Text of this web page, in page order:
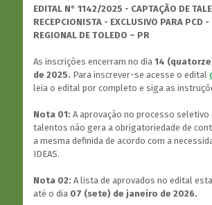
EDITAL N° 1142/2025 - CAPTAÇÃO DE
RECEPCIONISTA - EXCLUSIVO PARA PCD
REGIONAL DE TOLEDO – PR
As inscrições encerram no dia 14
de 2025. Para inscrever-se acesse o edital
leia o edital por completo e siga as
Nota 01: A aprovação no processo seletivo
talentos não gera a obrigatoriedade de
a mesma definida de acordo com a
IDEAS.
Nota 02: A lista de aprovados no edital
até o dia 07 (sete) de janeiro de 2026.